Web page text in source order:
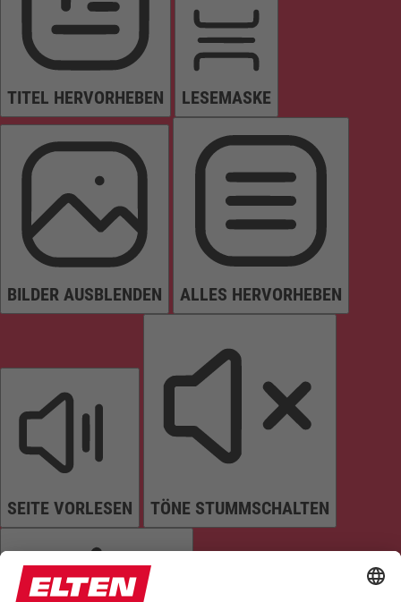
TITEL HERVORHEBEN LESEMASKE
BILDER AUSBLENDEN ALLES HERVORHEBEN
SEITE VORLESEN TÖNE STUMMSCHALTEN